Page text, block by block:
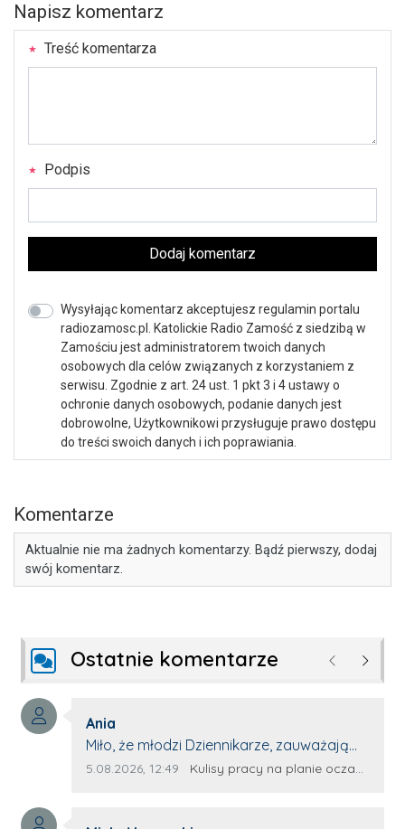
Napisz komentarz
Treść komentarza
Podpis
Dodaj komentarz
Wysyłając komentarz akceptujesz regulamin portalu
radiozamosc.pl. Katolickie Radio Zamość z siedzibą w
Zamościu jest administratorem twoich danych
osobowych dla celów związanych z korzystaniem z
serwisu. Zgodnie z art. 24 ust. 1 pkt 3 i 4 ustawy o
ochronie danych osobowych, podanie danych jest
dobrowolne, Użytkownikowi przysługuje prawo dostępu
do treści swoich danych i ich poprawiania.
Komentarze
Aktualnie nie ma żadnych komentarzy. Bądź pierwszy, dodaj
swój komentarz.
Ostatnie komentarze Poprzednie
Autor komentarza:
Ania
Treść komentarza:
Miło, że młodzi Dziennikarze, zauważają
młode talenty, które dopiero wkraczają
Data dodania komentarza:
5.08.2026, 12:49 Źródło komentarza:
Kulisy pracy na planie oczami młodego filmowca